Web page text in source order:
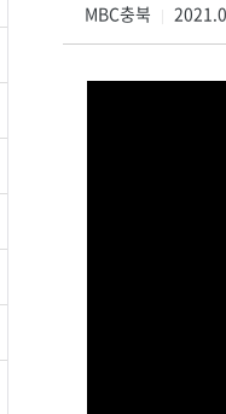
종영프로그램
MBC충북